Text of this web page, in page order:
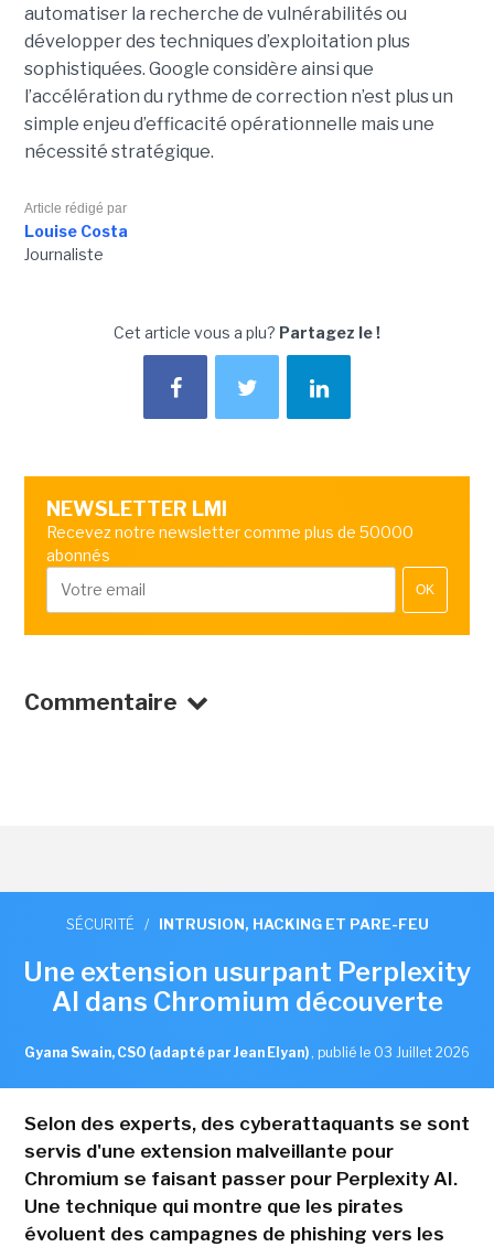
automatiser la recherche de vulnérabilités ou
développer des techniques d’exploitation plus
sophistiquées. Google considère ainsi que
l’accélération du rythme de correction n’est plus un
simple enjeu d’efficacité opérationnelle mais une
nécessité stratégique.
Article rédigé par
Louise Costa
Journaliste
Cet article vous a plu? Partagez le !
NEWSLETTER LMI
Recevez notre newsletter comme plus de 50000
abonnés
OK
Commentaire
SÉCURITÉ / INTRUSION, HACKING ET PARE-FEU
Une extension usurpant Perplexity
AI dans Chromium découverte
Gyana Swain, CSO (adapté par Jean Elyan) , publié le 03 Juillet 2026
Selon des experts, des cyberattaquants se sont
servis d'une extension malveillante pour
Chromium se faisant passer pour Perplexity AI.
Une technique qui montre que les pirates
évoluent des campagnes de phishing vers les